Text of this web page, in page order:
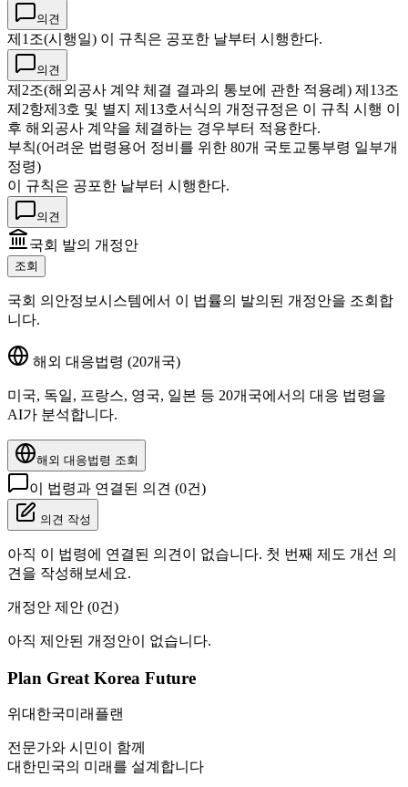
의견
제1조(시행일) 이 규칙은 공포한 날부터 시행한다.
의견
제2조(해외공사 계약 체결 결과의 통보에 관한 적용례) 제13조
제2항제3호 및 별지 제13호서식의 개정규정은 이 규칙 시행 이
후 해외공사 계약을 체결하는 경우부터 적용한다.
부칙(어려운 법령용어 정비를 위한 80개 국토교통부령 일부개
정령)
이 규칙은 공포한 날부터 시행한다.
의견
국회 발의 개정안
조회
국회 의안정보시스템에서 이 법률의 발의된 개정안을 조회합
니다.
해외 대응법령 (20개국)
미국, 독일, 프랑스, 영국, 일본 등 20개국에서의 대응 법령을
AI가 분석합니다.
해외 대응법령 조회
이 법령과 연결된 의견 (0건)
의견 작성
아직 이 법령에 연결된 의견이 없습니다. 첫 번째 제도 개선 의
견을 작성해보세요.
개정안 제안 (0건)
아직 제안된 개정안이 없습니다.
Plan Great Korea Future
위대한국미래플랜
전문가와 시민이 함께
대한민국의 미래를 설계합니다